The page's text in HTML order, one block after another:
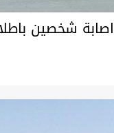
اصابة شخصين